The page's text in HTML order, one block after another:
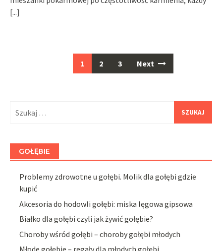
[...]
1 2 3 Next
GOŁĘBIE
Problemy zdrowotne u gołębi. Molik dla gołębi gdzie
kupić
Akcesoria do hodowli gołębi: miska lęgowa gipsowa
Białko dla gołębi czyli jak żywić gołębie?
Choroby wśród gołębi – choroby gołębi młodych
Młode gołębie – regały dla młodych gołębi